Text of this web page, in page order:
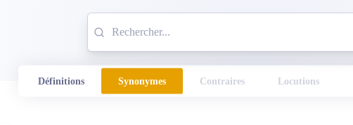
Définitions Synonymes Contraires Locutions